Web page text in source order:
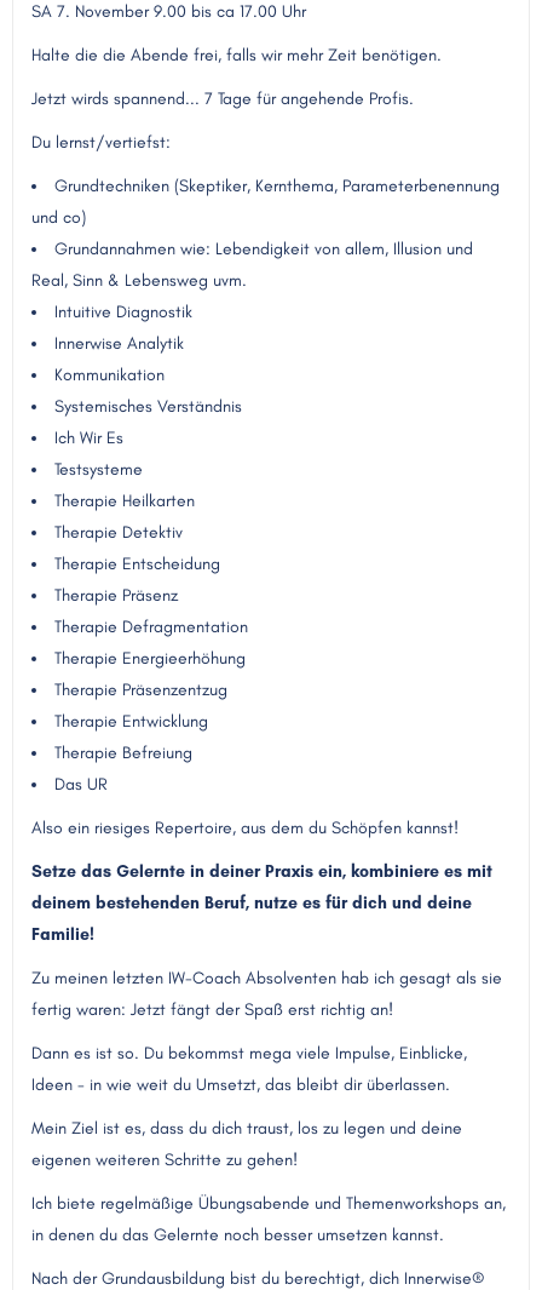
SA 7. November 9.00 bis ca 17.00 Uhr
Halte die die Abende frei, falls wir mehr Zeit benötigen.
Jetzt wirds spannend... 7 Tage für angehende Profis.
Du lernst/vertiefst:
Grundtechniken (Skeptiker, Kernthema, Parameterbenennung
und co)
Grundannahmen wie: Lebendigkeit von allem, Illusion und
Real, Sinn & Lebensweg uvm.
Intuitive Diagnostik
Innerwise Analytik
Kommunikation
Systemisches Verständnis
Ich Wir Es
Testsysteme
Therapie Heilkarten
Therapie Detektiv
Therapie Entscheidung
Therapie Präsenz
Therapie Defragmentation
Therapie Energieerhöhung
Therapie Präsenzentzug
Therapie Entwicklung
Therapie Befreiung
Das UR
Also ein riesiges Repertoire, aus dem du Schöpfen kannst!
Setze das Gelernte in deiner Praxis ein, kombiniere es mit
deinem bestehenden Beruf, nutze es für dich und deine
Familie!
Zu meinen letzten IW-Coach Absolventen hab ich gesagt als sie
fertig waren: Jetzt fängt der Spaß erst richtig an!
Dann es ist so. Du bekommst mega viele Impulse, Einblicke,
Ideen - in wie weit du Umsetzt, das bleibt dir überlassen.
Mein Ziel ist es, dass du dich traust, los zu legen und deine
eigenen weiteren Schritte zu gehen!
Ich biete regelmäßige Übungsabende und Themenworkshops an,
in denen du das Gelernte noch besser umsetzen kannst.
Nach der Grundausbildung bist du berechtigt, dich Innerwise®